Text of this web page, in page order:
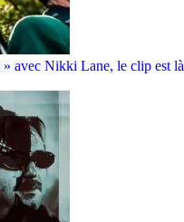
» avec Nikki Lane, le clip est là